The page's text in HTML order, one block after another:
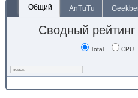
Общий AnTuTu
Сводный
Total CPU